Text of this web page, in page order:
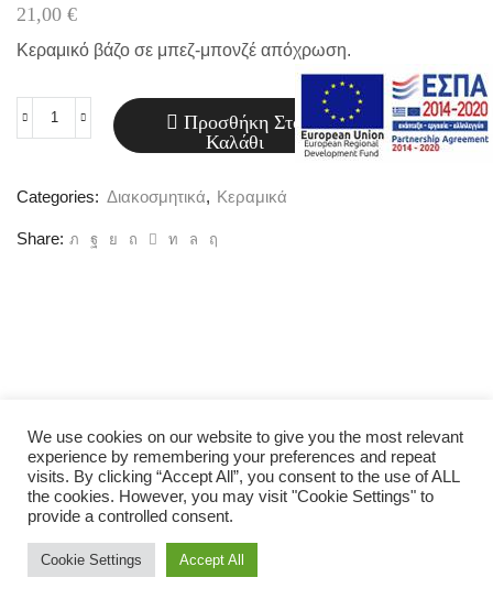
21,00 €
Κεραμικό βάζο σε μπεζ-μπονζέ απόχρωση.
Κεραμικό
(Code
ποσότητα
Προσθήκη Στο
Καλάθι
Categories: Διακοσμητικά, Κεραμικά
Share:
We use cookies on our website to give you the most relevant
experience by remembering your preferences and repeat
visits. By clicking “Accept All”, you consent to the use of ALL
the cookies. However, you may visit "Cookie Settings" to
provide a controlled consent.
Cookie Settings Accept All